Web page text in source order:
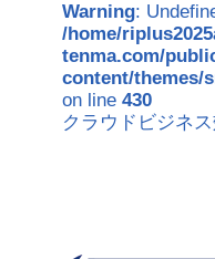
Warning:
/home/
tenma.com/
content/themes/
on line430
クラウドビジネ